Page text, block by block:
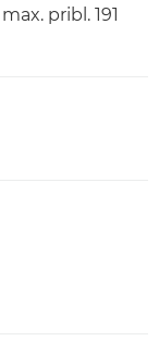
pribl. 191